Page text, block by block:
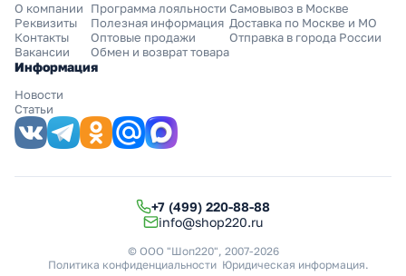
О компании
Реквизиты
Контакты
Вакансии
Программа лояльности
Полезная информация
Оптовые продажи
Обмен и возврат товара
Самовывоз в Москве
Доставка по Москве и МО
Отправка в города России
Информация
Новости
Статьи
+7 (499) 220-88-88
info@shop220.ru
© ООО "Шоп220", 2007-2026
Политика конфиденциальности Юридическая информация.